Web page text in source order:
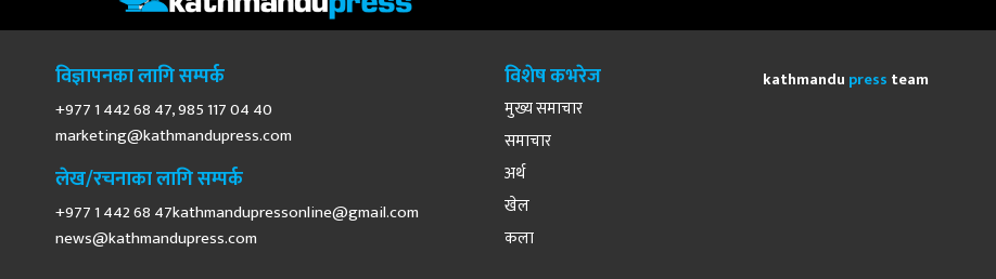
विज्ञापनका लागि सम्पर्क
+977 1 442 68 47, 985 117 04 40
marketing@kathmandupress.com
लेख/रचनाका लागि सम्पर्क
+977 1 442 68 47kathmandupressonline@gmail.com
news@kathmandupress.com
विशेष कभरेज
मुख्य समाचार
समाचार
अर्थ
खेल
कला
kathmandu press team